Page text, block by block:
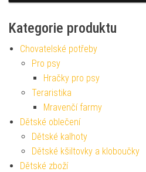
Kategorie produktu
Chovatelské potřeby
Pro psy
Hračky pro psy
Teraristika
Mravenčí farmy
Dětské oblečení
Dětské kalhoty
Dětské kšiltovky a kloboučky
Dětské zboží